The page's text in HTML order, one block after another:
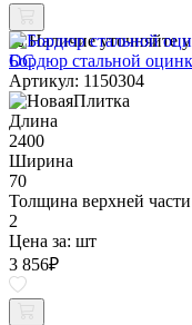
Наличие уточняйте
Бордюр стальной
Артикул: 1150304
Длина
2400
Ширина
70
Толщина верхней части
2
Цена за: шт
3 856₽